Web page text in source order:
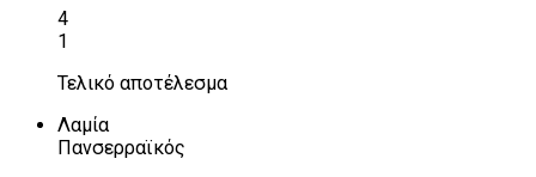
4
1
Τελικό αποτέλεσμα
Λαμία
Πανσερραϊκός